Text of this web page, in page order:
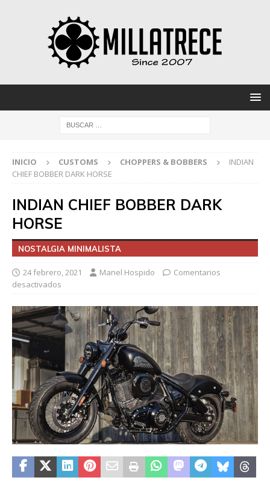
INICIO CUSTOMS CHOPPERS & BOBBERS
INDIAN
CHIEF BOBBER DARK HORSE
INDIAN CHIEF BOBBER DARK
HORSE
NOSTALGIA MINIMALISTA
24 febrero, 2021 Manel Hospido
Comentarios
desactivados